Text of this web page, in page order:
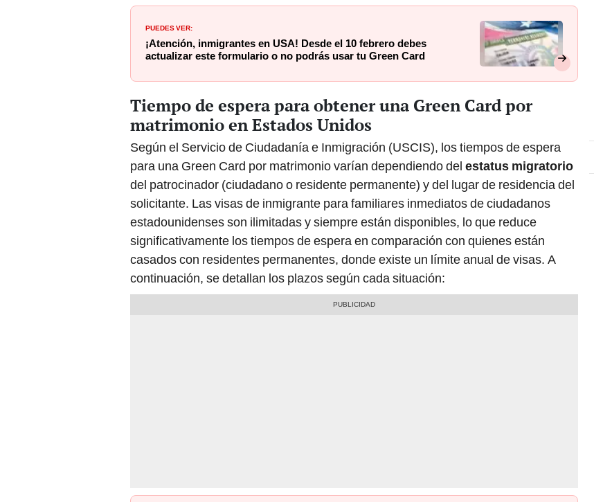
PUEDES VER:
¡Atención, inmigrantes en USA! Desde el 10 febrero debes
actualizar este formulario o no podrás usar tu Green Card
Tiempo de espera para obtener una Green Card por
matrimonio en Estados Unidos
Según el Servicio de Ciudadanía e Inmigración (USCIS), los tiempos de espera
para una Green Card por matrimonio varían dependiendo del estatus migratorio
del patrocinador (ciudadano o residente permanente) y del lugar de residencia del
solicitante. Las visas de inmigrante para familiares inmediatos de ciudadanos
estadounidenses son ilimitadas y siempre están disponibles, lo que reduce
significativamente los tiempos de espera en comparación con quienes están
casados con residentes permanentes, donde existe un límite anual de visas. A
continuación, se detallan los plazos según cada situación: